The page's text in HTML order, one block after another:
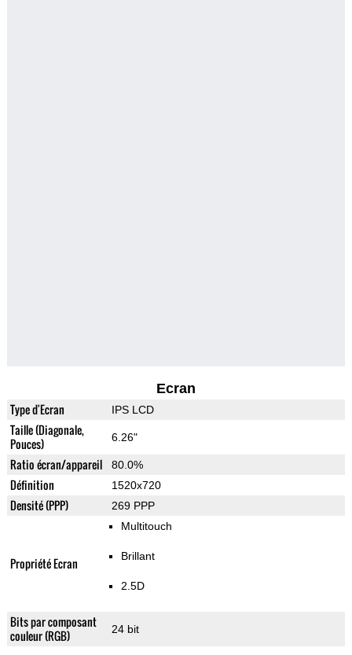
Ecran
Type d'Ecran IPS LCD
Taille (Diagonale,
Pouces)
6.26"
Ratio écran/appareil 80.0%
Définition 1520x720
Densité (PPP) 269 PPP
Propriété Ecran
Multitouch
Brillant
2.5D
Bits par composant
couleur (RGB)
24 bit